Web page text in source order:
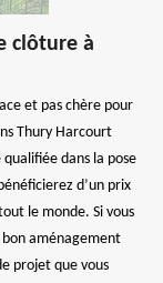
clôture à
et pas chère pour
Thury Harcourt
dans la pose
d’un prix
le monde. Si vous
aménagement
projet que vous